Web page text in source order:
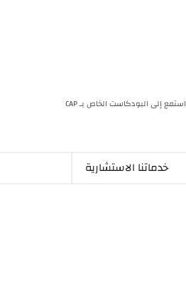
استمع إلى البودكاست الخاص بـ CAP
خدماتنا الاستشارية